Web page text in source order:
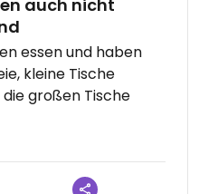
auch nicht
essen und haben
kleine Tische
großen Tische
dies sei nicht
30 Grad unhöflich und
Schade, wir sind